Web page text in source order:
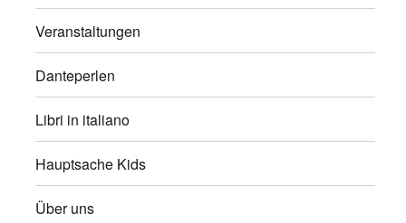
Veranstaltungen
Danteperlen
Libri in italiano
Hauptsache Kids
Über uns